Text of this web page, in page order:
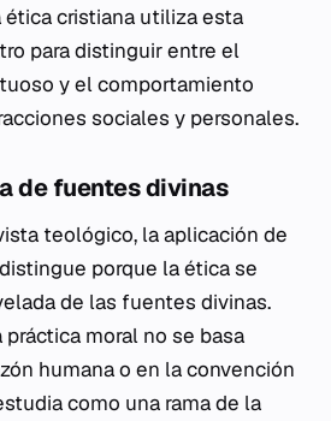
cristiana utiliza esta
para distinguir entre el
y el comportamiento
sociales y personales.
de fuentes divinas
teológico, la aplicación de
porque la ética se
de las fuentes divinas.
moral no se basa
humana o en la convención
como una rama de la